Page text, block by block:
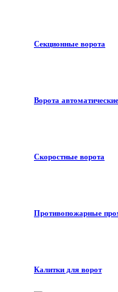
Секционные ворота
Ворота автоматические
Скоростные ворота
Противопожарные
Калитки для ворот